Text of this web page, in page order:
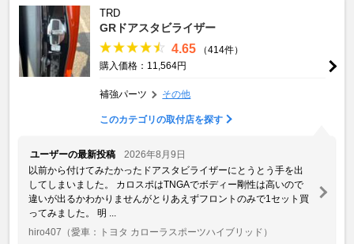
TRD
GRドアスタビライザー
4.65
（414件）
購入価格：11,564円
補強パーツ その他
このカテゴリの取付店を探す
ユーザーの最新投稿
2026年8月9日
以前から付けてみたかったドアスタビライザーにとうとう手を出
してしまいました。 カロスポはTNGAでボディー剛性は高いので
違いが出るかわかりませんがとりあえずフロントのみで1セット買
ってみました。 明 ...
hiro407 （愛車：トヨタ カローラスポーツハイブリッド）